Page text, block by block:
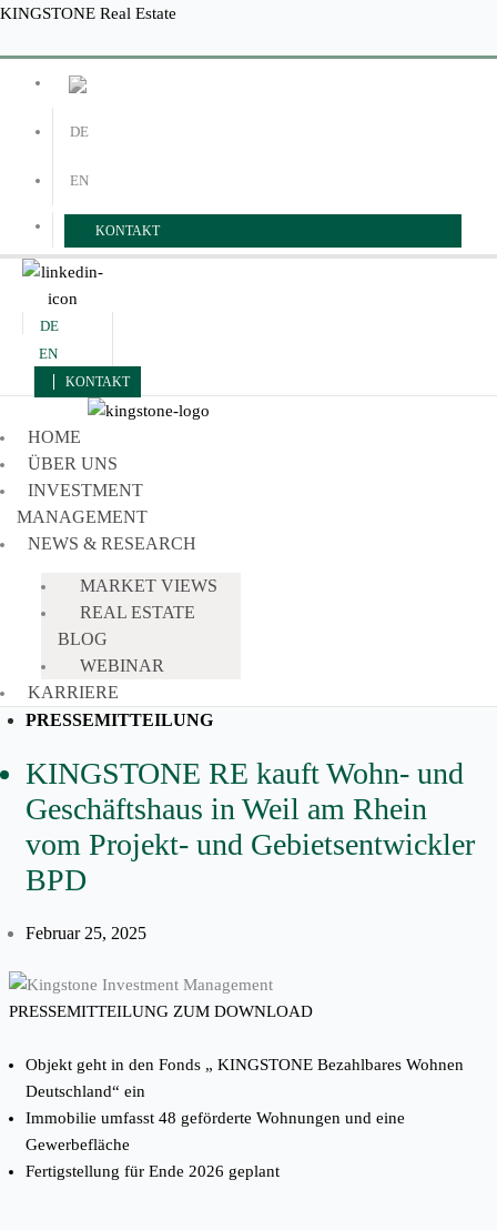
Zum
KINGSTONE Real Estate
Menü
DE
EN
KONTAKT
DE
EN
KONTAKT
Menü
HOME
ÜBER UNS
INVESTMENT
MANAGEMENT
NEWS & RESEARCH
MARKET VIEWS
REAL ESTATE
BLOG
WEBINAR
KARRIERE
PRESSEMITTEILUNG
KINGSTONE RE kauft Wohn- und
Geschäftshaus in Weil am Rhein
vom Projekt- und Gebietsentwickler
BPD
Februar 25, 2025
PRESSEMITTEILUNG ZUM DOWNLOAD
Objekt geht in den Fonds „ KINGSTONE Bezahlbares Wohnen
Deutschland“ ein
Immobilie umfasst 48 geförderte Wohnungen und eine
Gewerbefläche
Fertigstellung für Ende 2026 geplant